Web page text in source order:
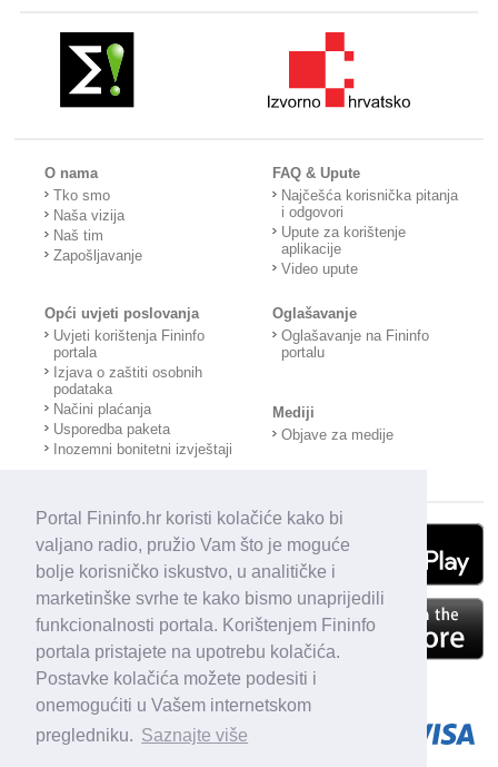
Portal Fininfo.hr koristi kolačiće kako bi
valjano radio, pružio Vam što je moguće
bolje korisničko iskustvo, u analitičke i
marketinške svrhe te kako bismo unaprijedili
funkcionalnosti portala. Korištenjem Fininfo
portala pristajete na upotrebu kolačića.
Postavke kolačića možete podesiti i
onemogućiti u Vašem internetskom
pregledniku. Saznajte više
O nama
Tko smo
Naša vizija
Naš tim
Zapošljavanje
FAQ & Upute
Najčešća korisnička pitanja
i odgovori
Upute za korištenje
aplikacije
Video upute
Opći uvjeti poslovanja
Uvjeti korištenja Fininfo
portala
Izjava o zaštiti osobnih
podataka
Načini plaćanja
Usporedba paketa
Inozemni bonitetni izvještaji
Oglašavanje
Oglašavanje na Fininfo
portalu
Mediji
Objave za medije